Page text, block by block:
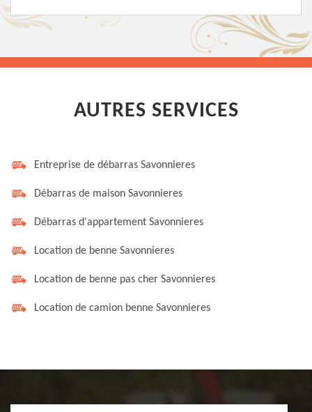
AUTRES SERVICES
Entreprise de débarras Savonnieres
Débarras de maison Savonnieres
Débarras d'appartement Savonnieres
Location de benne Savonnieres
Location de benne pas cher Savonnieres
Location de camion benne Savonnieres